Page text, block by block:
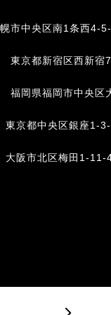
中央区南1条西4-5-
京都新宿区西新宿
福岡県福岡市中央
京都中央区銀座1-
阪市北区梅田1-11-